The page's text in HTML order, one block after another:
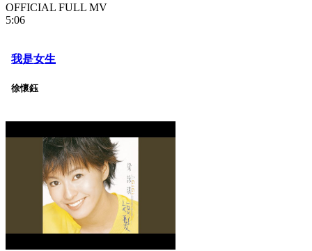
OFFICIAL FULL MV
5:06
我是女生
徐懷鈺